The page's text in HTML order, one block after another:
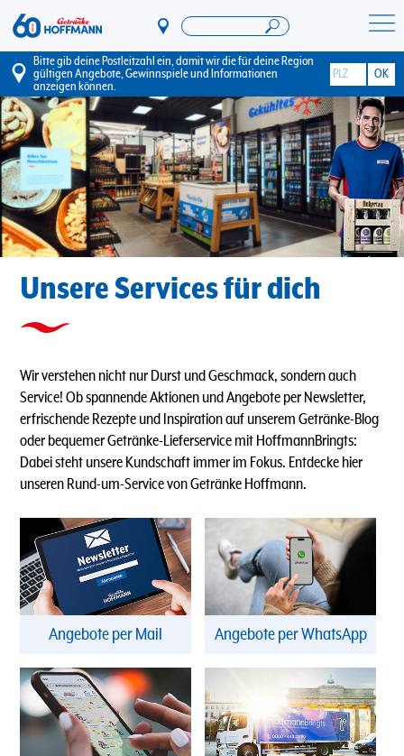
Direkt
zum
Inhalt
Startseite Getränke Hoffmann
Bitte gib deine Postleitzahl ein, damit wir die für deine Region
gültigen Angebote, Gewinnspiele und Informationen
anzeigen können.
Unsere Services für dich
Wir verstehen nicht nur Durst und Geschmack, sondern auch
Service! Ob spannende Aktionen und Angebote per Newsletter,
erfrischende Rezepte und Inspiration auf unserem Getränke-Blog
oder bequemer Getränke-Lieferservice mit HoffmannBringts:
Dabei steht unsere Kundschaft immer im Fokus. Entdecke hier
unseren Rund-um-Service von Getränke Hoffmann.
Angebote per Mail Angebote per WhatsApp